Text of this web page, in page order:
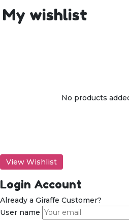
My wishlist
No products
View Wishlist
Login Account
Already a Giraffe Customer?
User name